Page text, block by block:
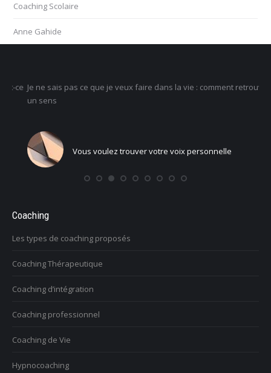
Coaching Scolaire
Anne Gahide
Je ne sais pas ce que je veux faire dans la vie : comment retrouver
un sens
Vous voulez trouver votre voix personnelle
Coaching
Les types de coaching proposés
Coaching Thérapeutique
Coaching d’intégration
Coaching professionnel
Coaching de Vie
Hypnocoaching